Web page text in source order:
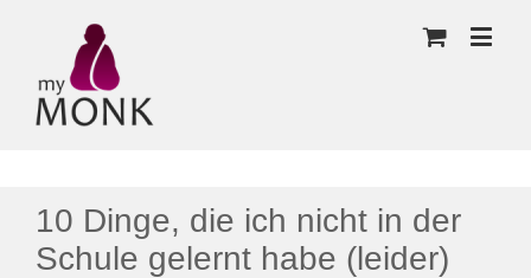
10 Dinge, die ich nicht in der
Schule gelernt habe (leider)